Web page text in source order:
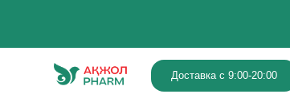
Доставка с 9:00-20:00